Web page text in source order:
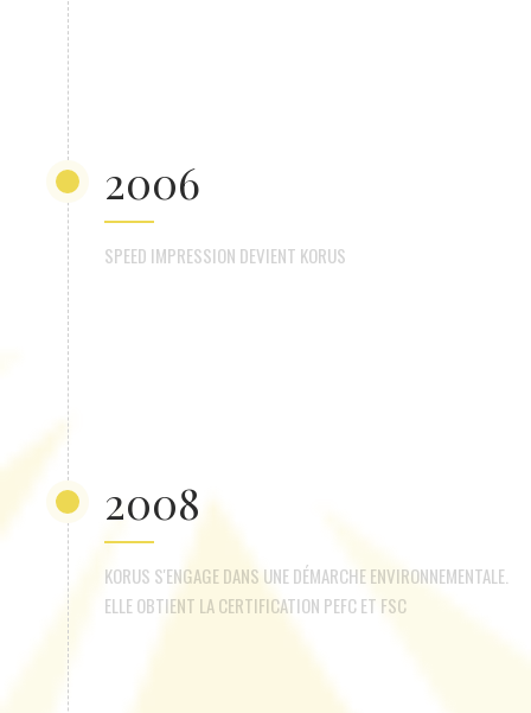
2006
SPEED IMPRESSION DEVIENT KORUS
2008
KORUS S'ENGAGE DANS UNE DÉMARCHE ENVIRONNEMENTALE.
ELLE OBTIENT LA CERTIFICATION PEFC ET FSC